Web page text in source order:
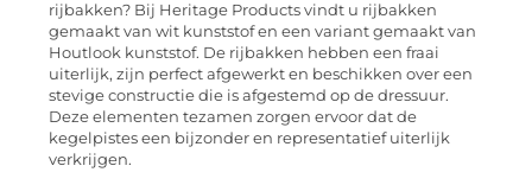
rijbakken? Bij Heritage Products vindt u rijbakken
gemaakt van wit kunststof en een variant gemaakt van
Houtlook kunststof. De rijbakken hebben een fraai
uiterlijk, zijn perfect afgewerkt en beschikken over een
stevige constructie die is afgestemd op de dressuur.
Deze elementen tezamen zorgen ervoor dat de
kegelpistes een bijzonder en representatief uiterlijk
verkrijgen.